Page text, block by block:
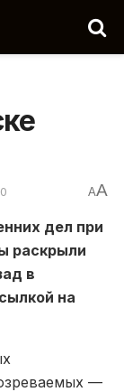
AA
дел при
раскрыли
в
на
—